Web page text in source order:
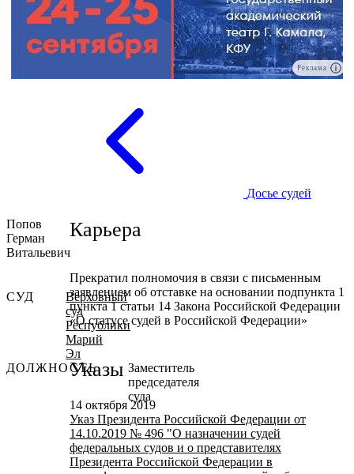
Реклама
Досье судей
Попов
Герман
Витальевич
СУД
Верховный
суд
Республики
Марий
Эл
ДОЛЖНОСТЬ
Заместитель
председателя
суда
Карьера
Прекратил полномочия в связи с письменным
заявлением об отставке на основании подпункта 1
пункта 1 статьи 14 Закона Российской Федерации
«О статусе судей в Российской Федерации»
Указы
14 октября 2019
Указ Президента Российской Федерации от
14.10.2019 № 496 "О назначении судей
федеральных судов и о представителях
Президента Российской Федерации в